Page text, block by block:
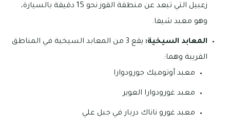
زعبيل التي تبعد عن منطقة القوز نحو 15 دقيقة بالسيارة،
وهو معبد شيفا.
المعابد السيخية:
يقع 3 من المعابد السيخية في المناطق
القريبة وهما:
معبد أوتوميك جورودوارا
معبد غورودوارا العوير
معبد غورو ناناك دربار في جبل علي